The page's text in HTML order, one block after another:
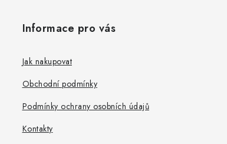
Informace pro vás
Jak nakupovat
Obchodní podmínky
Podmínky ochrany osobních údajů
Kontakty